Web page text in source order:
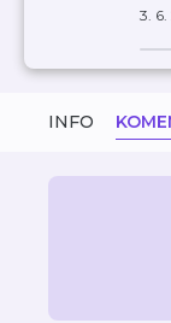
3.
INFO